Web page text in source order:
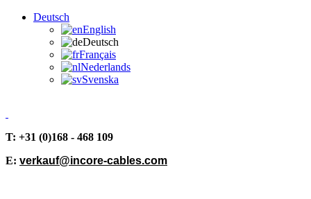
Deutsch
English
Deutsch
Français
Nederlands
Svenska
T: +31 (0)168 - 468 109
E: verkauf@incore-cables.com